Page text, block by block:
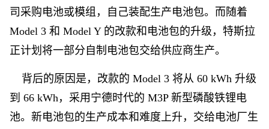
司采购电池或模组，自己装配生产电池包。而随着
Model 3 和 Model Y 的改款和电池包的升级，特斯拉
正计划将一部分自制电池包交给供应商生产。
背后的原因是，改款的 Model 3 将从 60 kWh 升级
到 66 kWh，采用宁德时代的 M3P 新型磷酸铁锂电
池。新电池包的生产成本和难度上升，交给电池厂生